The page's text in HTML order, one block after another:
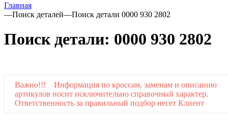
Главная
—Поиск деталей—Поиск детали 0000 930 2802
Поиск детали: 0000 930 2802
Важно!!! Информация по кроссам, заменам и описанию
артикулов носит исключительно справочный характер.
Ответственность за правильный подбор несет Клиент